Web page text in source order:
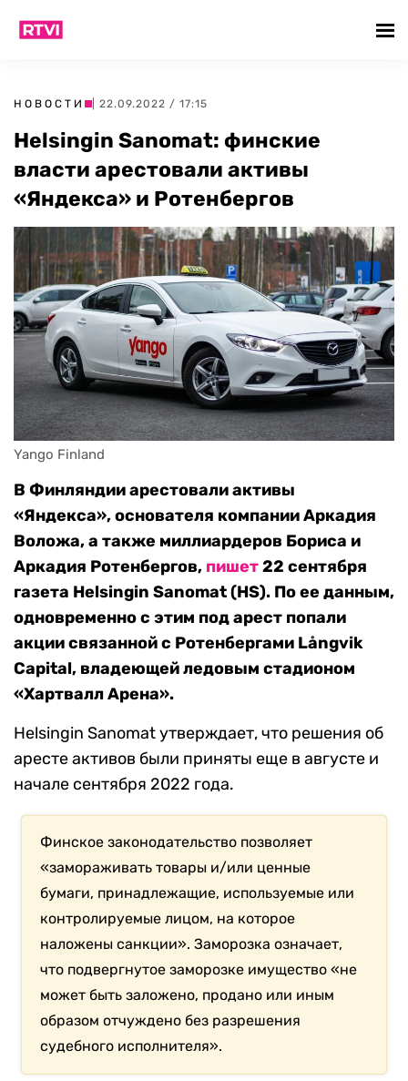
НОВОСТИ | 22.09.2022 / 17:15
Helsingin Sanomat: финские
власти арестовали активы
«Яндекса» и Ротенбергов
Yango Finland
В Финляндии арестовали активы
«Яндекса», основателя компании Аркадия
Воложа, а также миллиардеров Бориса и
Аркадия Ротенбергов, пишет22 сентября
газета Helsingin Sanomat (HS). По ее данным,
одновременно с этим под арест попали
акции связанной с Ротенбергами Långvik
Capital, владеющей ледовым стадионом
«Хартвалл Арена».
Helsingin Sanomat утверждает, что решения об
аресте активов были приняты еще в августе и
начале сентября 2022 года.
Финское законодательство позволяет
«замораживать товары и/или ценные
бумаги, принадлежащие, используемые или
контролируемые лицом, на которое
наложены санкции». Заморозка означает,
что подвергнутое заморозке имущество «не
может быть заложено, продано или иным
образом отчуждено без разрешения
судебного исполнителя».